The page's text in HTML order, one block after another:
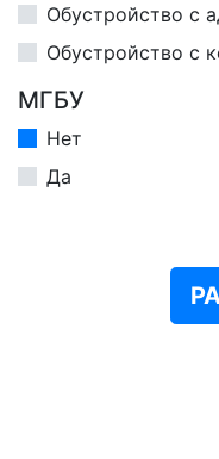
Обустройство с
Обустройство с
МГБУ
Нет
Да